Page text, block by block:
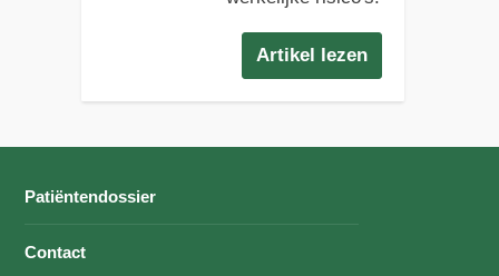
Artikel lezen
Patiëntendossier
Contact